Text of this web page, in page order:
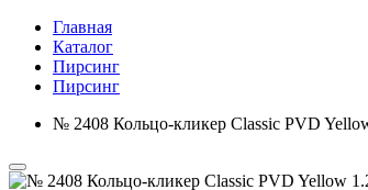
Главная
Каталог
Пирсинг
Пирсинг
№ 2408 Кольцо-кликер Classic PVD